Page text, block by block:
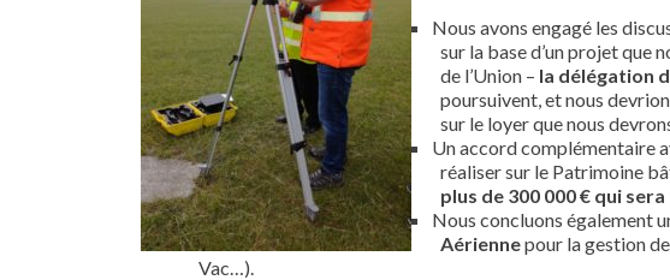
Nous avons engagé les
sur la base d’un projet que
de l’Union – la délégation
poursuivent, et nous
sur le loyer que nous
Un accord complémentaire
réaliser sur le Patrimoine
plus de 300 000 € qui
Nous concluons également
Aériennepour la gestion
Vac…).